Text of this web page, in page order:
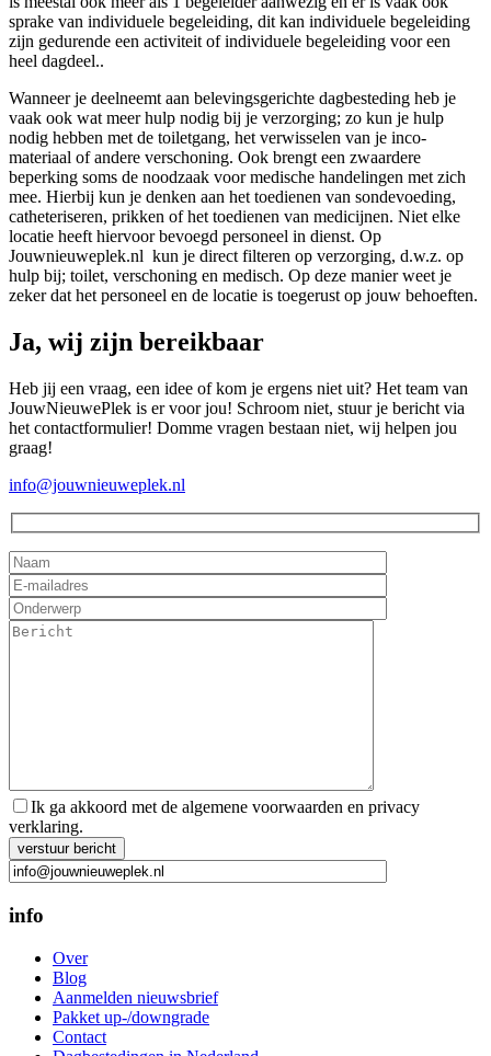
sprake van individuele begeleiding, dit kan individuele begeleiding
zijn gedurende een activiteit of individuele begeleiding voor een
heel dagdeel..
Wanneer je deelneemt aan belevingsgerichte dagbesteding heb je
vaak ook wat meer hulp nodig bij je verzorging; zo kun je hulp
nodig hebben met de toiletgang, het verwisselen van je inco-
materiaal of andere verschoning. Ook brengt een zwaardere
beperking soms de noodzaak voor medische handelingen met zich
mee. Hierbij kun je denken aan het toedienen van sondevoeding,
catheteriseren, prikken of het toedienen van medicijnen. Niet elke
locatie heeft hiervoor bevoegd personeel in dienst. Op
Jouwnieuweplek.nl kun je direct filteren op verzorging, d.w.z. op
hulp bij; toilet, verschoning en medisch. Op deze manier weet je
zeker dat het personeel en de locatie is toegerust op jouw behoeften.
Ja, wij zijn bereikbaar
Heb jij een vraag, een idee of kom je ergens niet uit? Het team van
JouwNieuwePlek is er voor jou! Schroom niet, stuur je bericht via
het contactformulier! Domme vragen bestaan niet, wij helpen jou
graag!
info@jouwnieuweplek.nl
Ik ga akkoord met de algemene voorwaarden en privacy
verklaring.
Gelieve dit veld leeg te laten.
info
Over
Blog
Aanmelden nieuwsbrief
Pakket up-/downgrade
Contact